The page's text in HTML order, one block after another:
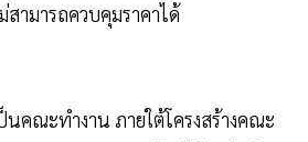
ามารถควบคุมราคาได้
คณะทำงาน ภายใต้โครงสร้างคณะ